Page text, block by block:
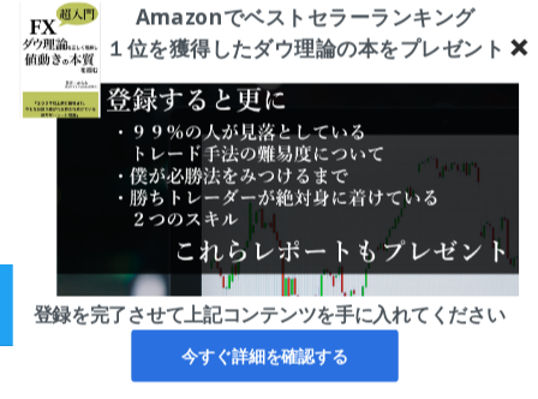
移動平均線
資金管理
プライバシーポリシー・特定商取引法に関する表記
2015–2026 F-pedia
レポート 問い合わせ
Amazonでベストセラーランキング
１位を獲得したダウ理論の本をプレゼント
登録を完了させて上記コンテンツを手に入れてください
今すぐ詳細を確認する